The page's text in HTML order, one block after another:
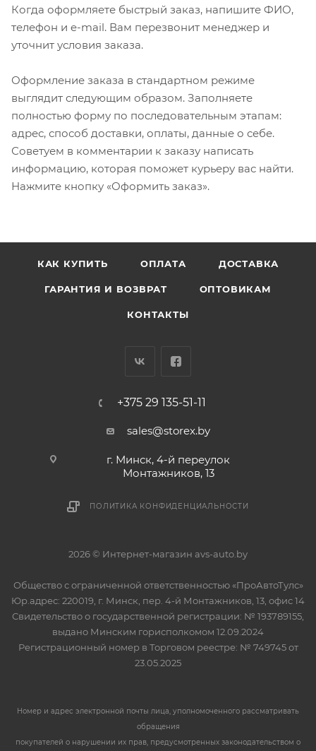
Когда оформляете быстрый заказ, напишите ФИО,
телефон и e-mail. Вам перезвонит менеджер и
уточнит условия заказа.
Оформление заказа в стандартном режиме
выглядит следующим образом. Заполняете
полностью форму по последовательным этапам:
адрес, способ доставки, оплаты, данные о себе.
Советуем в комментарии к заказу написать
информацию, которая поможет курьеру вас найти.
Нажмите кнопку «Оформить заказ».
КАК КУПИТЬ ОПЛАТА ДОСТАВКА
ГАРАНТИЯ И ВОЗВРАТ ОПТОВИКАМ
КОНТАКТЫ
+375 29 135-51-11
sales@storex.by
г. Минск, 4-й переулок
Монтажников, 13
ПОЛИТИКА КОНФИДЕНЦИАЛЬНОСТИ
2026 © Интернет-магазин avs-auto.by
Общество с ограниченной ответственностью «ПроАвтоТулс»
Юр.адрес: 220019, г. Минск, пер. 4-й Монтажников, 13, офис 14
Свидетельство о государственной регистрации: № 193789155,
выдано Минским горисполкомом 12.09.2024
Регистрационный номер в Торговом реестре: № 749745 от
23.05.2025
Номер и адрес электронной почты лица, уполномоченного рассматривать
обращения
покупателей о нарушении их прав, предусмотренных законодательством о